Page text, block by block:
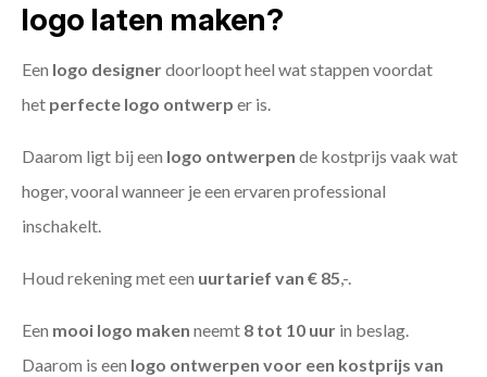
logo laten maken?
Een logo designerdoorloopt heel wat stappen voordat
het perfecte logo ontwerp er is.
Daarom ligt bij een logo ontwerpen de kostprijs vaak wat
hoger, vooral wanneer je een ervaren professional
inschakelt.
Houd rekening met een uurtarief van € 85,-.
Een mooi logo maken neemt 8 tot 10 uur in beslag.
Daarom is een logo ontwerpen voor een kostprijs van